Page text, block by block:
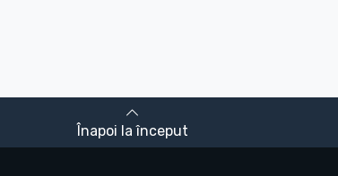
Înapoi la început